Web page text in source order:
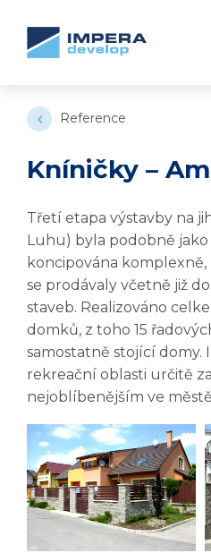
Reference
Kníničky –
Třetí etapa výstavby na
Luhu) byla podobně
koncipována
se prodávaly včetně již
staveb. Realizováno
domků, z toho 15
samostatně stojící domy.
rekreační oblasti určitě
nejoblíbenějším ve